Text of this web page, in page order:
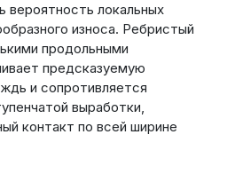
вероятность локальных
износа. Ребристый
продольными
предсказуемую
и сопротивляется
выработки,
контакт по всей ширине